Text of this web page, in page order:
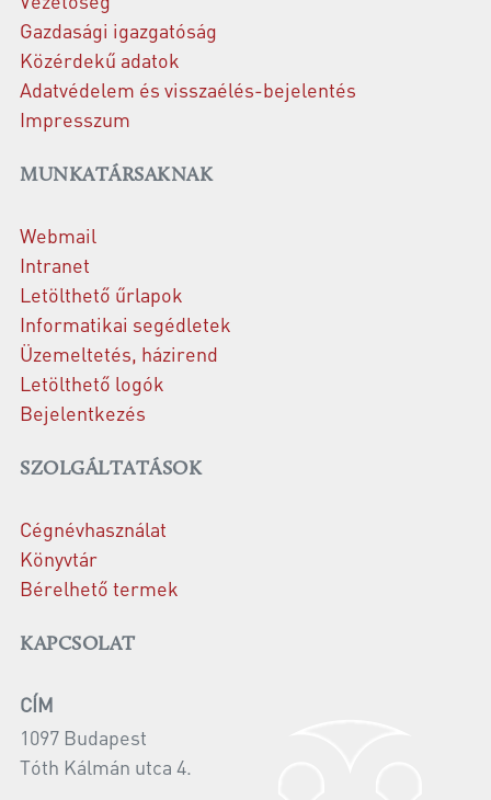
Gazdasági igazgatóság
Közérdekű adatok
Adatvédelem és visszaélés-bejelentés
Impresszum
MUNKATÁRSAKNAK
Webmail
Intranet
Letölthető űrlapok
Informatikai segédletek
Üzemeltetés, házirend
Letölthető logók
Bejelentkezés
SZOLGÁLTATÁSOK
Cégnévhasználat
Könyvtár
Bérelhető termek
KAPCSOLAT
CÍM
1097 Budapest
Tóth Kálmán utca 4.